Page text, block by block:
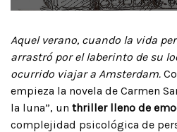
Aquel verano, cuando la vida
arrastró por el laberinto de su
ocurrido viajar a Amsterdam.
empieza la novela de Carmen
la luna”, un thriller lleno de
complejidad psicológica de